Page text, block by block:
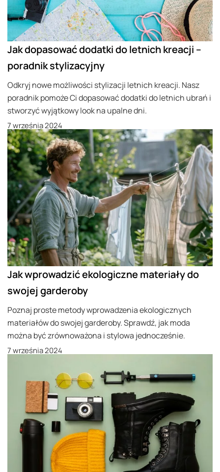
Jak dopasować dodatki do letnich kreacji –
poradnik stylizacyjny
Odkryj nowe możliwości stylizacji letnich kreacji. Nasz
poradnik pomoże Ci dopasować dodatki do letnich ubrań i
stworzyć wyjątkowy look na upalne dni.
7 września 2024
Jak wprowadzić ekologiczne materiały do
swojej garderoby
Poznaj proste metody wprowadzenia ekologicznych
materiałów do swojej garderoby. Sprawdź, jak moda
można być zrównoważona i stylowa jednocześnie.
7 września 2024